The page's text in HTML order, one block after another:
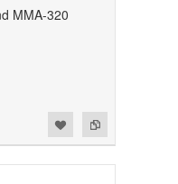
MMA-320